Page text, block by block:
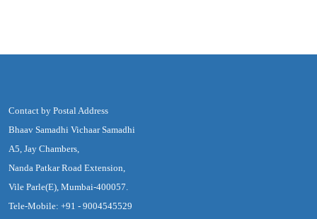
Contact by Postal Address
Bhaav Samadhi Vichaar Samadhi
A5, Jay Chambers,
Nanda Patkar Road Extension,
Vile Parle(E), Mumbai-400057.
Tele-Mobile: +91 - 9004545529